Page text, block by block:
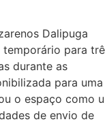
Dalipuga
para
durante as
para uma
o espaço como
de envio de